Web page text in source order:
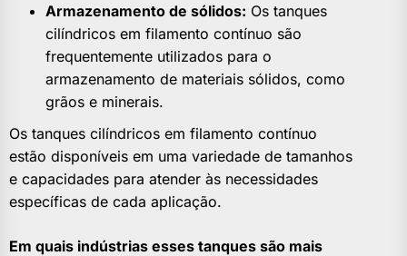
Armazenamento de sólidos: Os tanques
cilíndricos em filamento contínuo são
frequentemente utilizados para o
armazenamento de materiais sólidos, como
grãos e minerais.
Os tanques cilíndricos em filamento contínuo
estão disponíveis em uma variedade de tamanhos
e capacidades para atender às necessidades
específicas de cada aplicação.
Em quais indústrias esses tanques são mais